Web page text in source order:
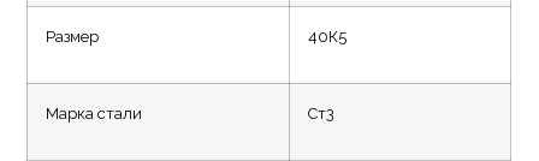
Размер 40К5
Марка стали Ст3